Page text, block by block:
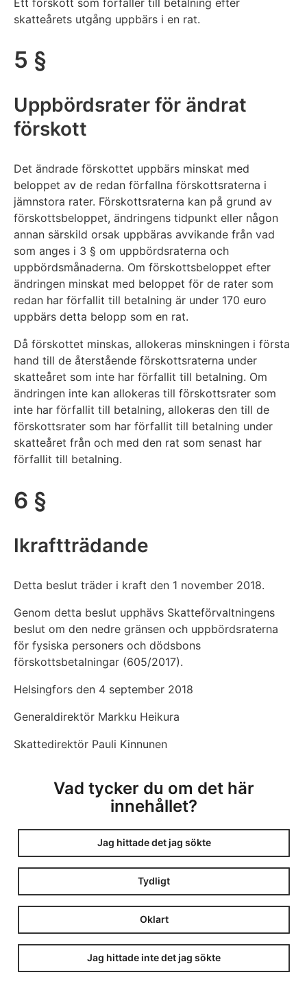
Ett förskott som förfaller till betalning efter
skatteårets utgång uppbärs i en rat.
5 §
Uppbördsrater för ändrat
förskott
Det ändrade förskottet uppbärs minskat med
beloppet av de redan förfallna förskottsraterna i
jämnstora rater. Förskottsraterna kan på grund av
förskottsbeloppet, ändringens tidpunkt eller någon
annan särskild orsak uppbäras avvikande från vad
som anges i 3 § om uppbördsraterna och
uppbördsmånaderna. Om förskottsbeloppet efter
ändringen minskat med beloppet för de rater som
redan har förfallit till betalning är under 170 euro
uppbärs detta belopp som en rat.
Då förskottet minskas, allokeras minskningen i första
hand till de återstående förskottsraterna under
skatteåret som inte har förfallit till betalning. Om
ändringen inte kan allokeras till förskottsrater som
inte har förfallit till betalning, allokeras den till de
förskottsrater som har förfallit till betalning under
skatteåret från och med den rat som senast har
förfallit till betalning.
6 §
Ikraftträdande
Detta beslut träder i kraft den 1 november 2018.
Genom detta beslut upphävs Skatteförvaltningens
beslut om den nedre gränsen och uppbördsraterna
för fysiska personers och dödsbons
förskottsbetalningar (605/2017).
Helsingfors den 4 september 2018
Generaldirektör Markku Heikura
Skattedirektör Pauli Kinnunen
Vad tycker du om det här
innehållet?
Jag hittade det jag sökte
Tydligt
Oklart
Jag hittade inte det jag sökte